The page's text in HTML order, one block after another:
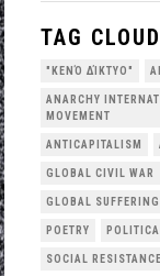
TAG CLOUD
"ΚΕΝΌ ΔΊΚΤΥΟ"
ANARCHY
MOVEMENT
ANTICAPITALISM
GLOBAL CIVIL WAR
GLOBAL SUFFERING
POETRY
SOCIAL RESISTANCE